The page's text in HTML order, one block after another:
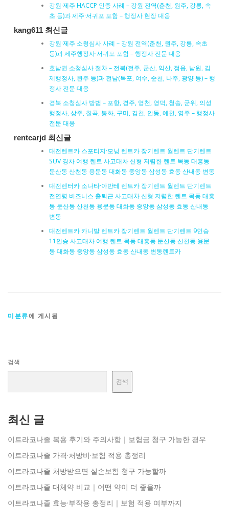
강원·제주 HACCP 인증 사례 – 강원 전역(춘천, 원주, 강릉, 속
초 등)과 제주·서귀포 포함 – 행정사 현장 대응
kang611 최신글
강원·제주 소청심사 사례 – 강원 전역(춘천, 원주, 강릉, 속초
등)과 제주행정사·서귀포 포함 – 행정사 전문 대응
호남권 소청심사 절차 – 전북(전주, 군산, 익산, 정읍, 남원, 김
제행정사, 완주 등)과 전남(목포, 여수, 순천, 나주, 광양 등) – 행
정사 전문 대응
경북 소청심사 방법 – 포항, 경주, 영천, 영덕, 청송, 군위, 의성
행정사, 상주, 칠곡, 봉화, 구미, 김천, 안동, 예천, 영주 – 행정사
전문 대응
rentcarjd 최신글
대전렌트카 스포티지·모닝 렌트카 장기렌트 월렌트 단기렌트
SUV 경차 여행 렌트 사고대차 신형 저렴한 렌트 목동 대흥동
둔산동 산천동 용문동 대화동 중앙동 삼성동 효동 산내동 변동
대전렌터카 소나타·아반테 렌트카 장기렌트 월렌트 단기렌트
전연령 비즈니스 출퇴근 사고대차 신형 저렴한 렌트 목동 대흥
동 둔산동 산천동 용문동 대화동 중앙동 삼성동 효동 산내동
변동
대전렌트카 카니발 렌트카 장기렌트 월렌트 단기렌트 9인승
11인승 사고대차 여행 렌트 목동 대흥동 둔산동 산천동 용문
동 대화동 중앙동 삼성동 효동 산내동 변동렌트카
미분류에 게시됨
검색
검색
최신 글
이트라코나졸 복용 후기와 주의사항｜보험금 청구 가능한 경우
이트라코나졸 가격·처방비·보험 적용 총정리
이트라코나졸 처방받으면 실손보험 청구 가능할까
이트라코나졸 대체약 비교｜어떤 약이 더 좋을까
이트라코나졸 효능·부작용 총정리｜보험 적용 여부까지